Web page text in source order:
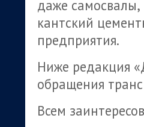
даже самосвалы,
кантский
предприятия.
Ниже редакция
обращения
Всем